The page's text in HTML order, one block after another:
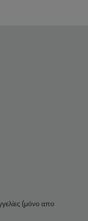
(μόνο απο